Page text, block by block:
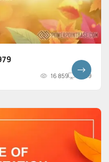
16 859 16x9